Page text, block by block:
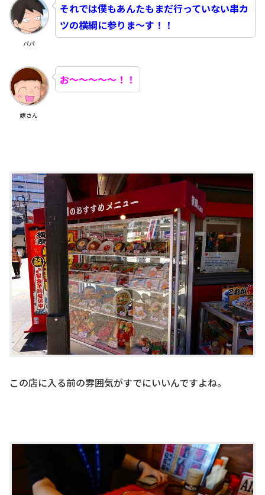
パパ
それでは僕もあんたもまだ行っていない串カ
ツの横綱に参りま～す！！
嫁さん
お～～～～～！！
この店に入る前の雰囲気がすでにいいんですよね。